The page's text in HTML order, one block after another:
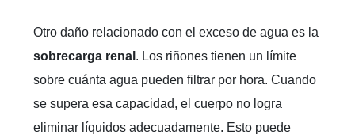
Otro daño relacionado con el exceso de agua es la
sobrecarga renal . Los riñones tienen un límite
sobre cuánta agua pueden filtrar por hora. Cuando
se supera esa capacidad, el cuerpo no logra
eliminar líquidos adecuadamente. Esto puede